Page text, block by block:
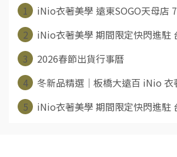
1
iNio衣著美學 遠東SOGO天母店
2
iNio衣著美學 期間限定快閃進駐
3
2026春節出貨行事曆
4
冬新品精選｜板橋大遠百 iNio
5
iNio衣著美學 期間限定快閃進駐